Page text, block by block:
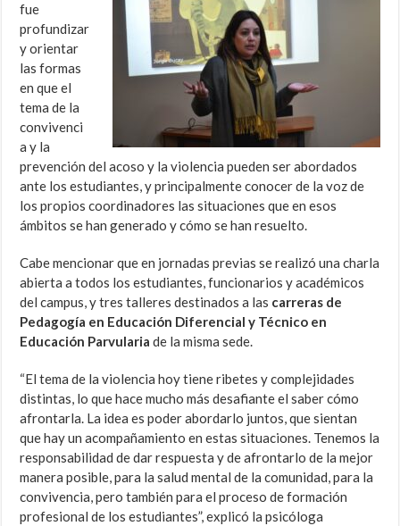
fue
profundizar
y orientar
las formas
en que el
tema de la
convivenci
a y la
prevención del acoso y la violencia pueden ser abordados
ante los estudiantes, y principalmente conocer de la voz de
los propios coordinadores las situaciones que en esos
ámbitos se han generado y cómo se han resuelto.
Cabe mencionar que en jornadas previas se realizó una charla
abierta a todos los estudiantes, funcionarios y académicos
del campus, y tres talleres destinados a las carreras de
Pedagogía en Educación Diferencial y Técnico en
Educación Parvularia de la misma sede.
“El tema de la violencia hoy tiene ribetes y complejidades
distintas, lo que hace mucho más desafiante el saber cómo
afrontarla. La idea es poder abordarlo juntos, que sientan
que hay un acompañamiento en estas situaciones. Tenemos la
responsabilidad de dar respuesta y de afrontarlo de la mejor
manera posible, para la salud mental de la comunidad, para la
convivencia, pero también para el proceso de formación
profesional de los estudiantes”, explicó la psicóloga